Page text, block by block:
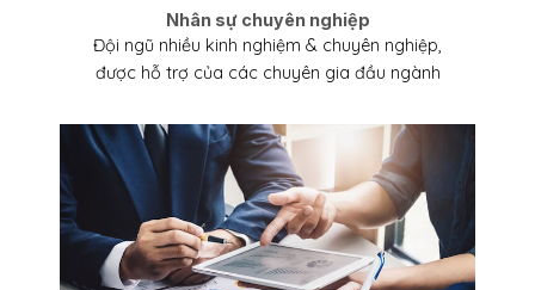
Nhân sự chuyên nghiệp
Đội ngũ nhiều kinh nghiệm & chuyên nghiệp,
được hỗ trợ của các chuyên gia đầu ngành